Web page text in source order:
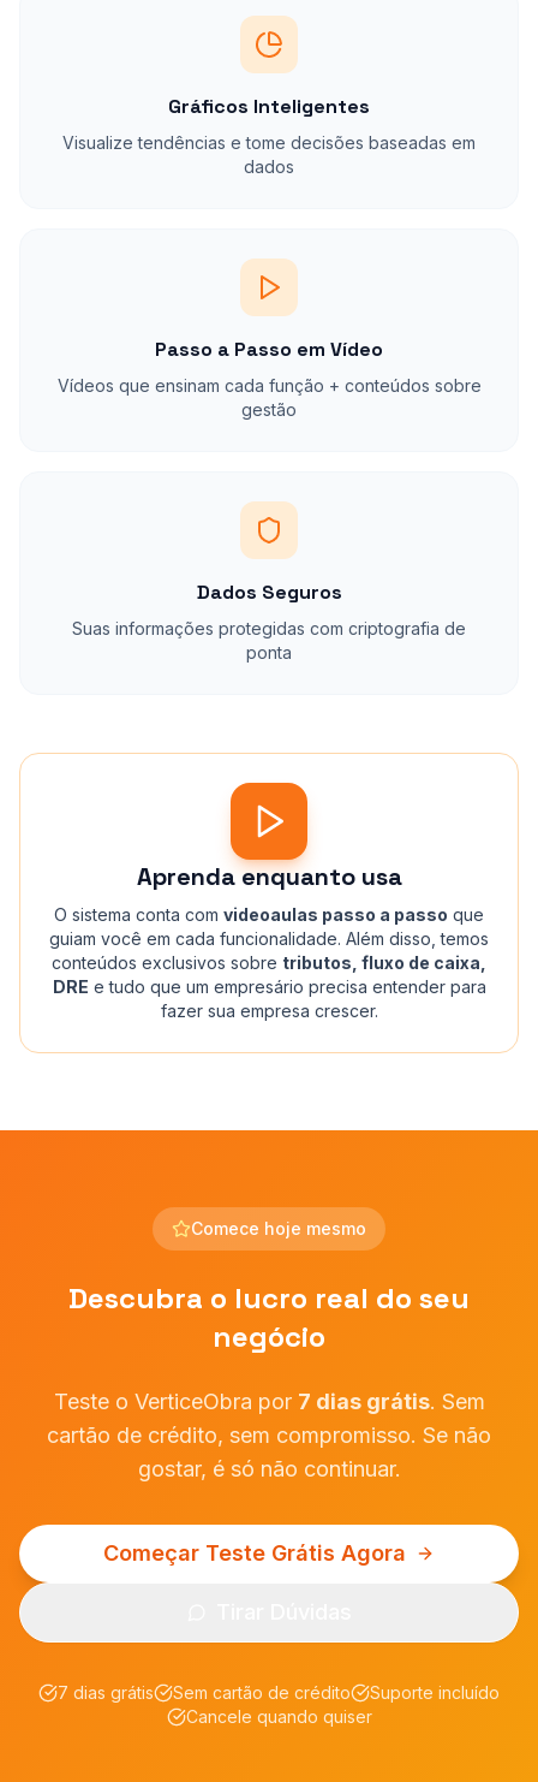
Gráficos Inteligentes
Visualize tendências e tome decisões baseadas em
dados
Passo a Passo em Vídeo
Vídeos que ensinam cada função + conteúdos sobre
gestão
Dados Seguros
Suas informações protegidas com criptografia de
ponta
Aprenda enquanto usa
O sistema conta com videoaulas passo a passo que
guiam você em cada funcionalidade. Além disso, temos
conteúdos exclusivos sobre tributos, fluxo de caixa,
DRE e tudo que um empresário precisa entender para
fazer sua empresa crescer.
Comece hoje mesmo
Descubra o lucro real do seu
negócio
Teste o VerticeObra por 7 dias grátis. Sem
cartão de crédito, sem compromisso. Se não
gostar, é só não continuar.
Começar Teste Grátis Agora
7 dias grátis Sem cartão de crédito
Suporte incluído
Cancele quando quiser